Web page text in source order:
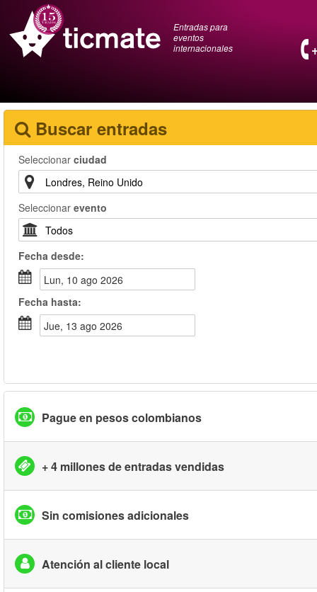
Entradas para
eventos
internacionales
Buscar entradas
Seleccionar ciudad
Seleccionar evento
Fecha desde:
lun, 10 ago 2026
Fecha hasta:
jue, 13 ago 2026
Pague en pesos colombianos
+ 4 millones de entradas vendidas
Sin comisiones adicionales
Atención al cliente local